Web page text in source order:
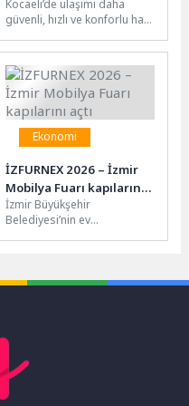
Kocaeli’de ulaşımı daha
güvenli, hızlı ve konforlu hale
Büyükşehir Belediyesi,
Çayırova’da gerçekleştirdiği
yatırımlarla...
Ekonomi
İZFURNEX 2026 – İzmir
Mobilya Fuarı kapılarını
açtı
İzmir Büyükşehir
Belediyesi’nin ev
İzmir...